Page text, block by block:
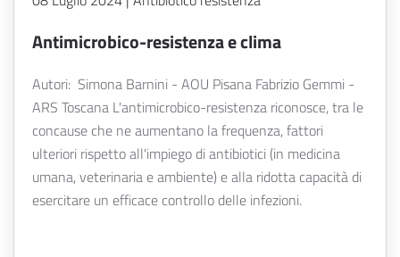
Antimicrobico-resistenza e clima
Autori: Simona Barnini - AOU Pisana Fabrizio Gemmi -
ARS Toscana L'antimicrobico-resistenza riconosce, tra le
concause che ne aumentano la frequenza, fattori
ulteriori rispetto all'impiego di antibiotici (in medicina
umana, veterinaria e ambiente) e alla ridotta capacità di
esercitare un efficace controllo delle infezioni.